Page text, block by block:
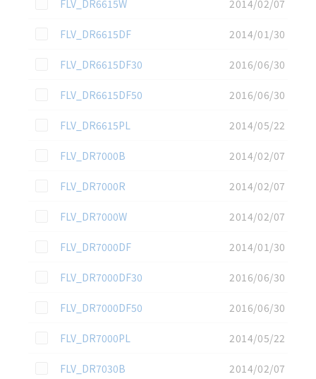
FLV_DR6615W
2014/02/07
この資料を選択
FLV_DR6615DF
2014/01/30
この資料を選択
FLV_DR6615DF30
2016/06/30
この資料を選択
FLV_DR6615DF50
2016/06/30
この資料を選択
FLV_DR6615PL
2014/05/22
この資料を選択
FLV_DR7000B
2014/02/07
この資料を選択
FLV_DR7000R
2014/02/07
この資料を選択
FLV_DR7000W
2014/02/07
この資料を選択
FLV_DR7000DF
2014/01/30
この資料を選択
FLV_DR7000DF30
2016/06/30
この資料を選択
FLV_DR7000DF50
2016/06/30
この資料を選択
FLV_DR7000PL
2014/05/22
この資料を選択
FLV_DR7030B
2014/02/07